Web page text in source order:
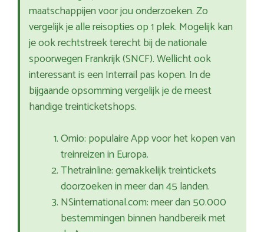
maatschappijen voor jou onderzoeken. Zo
vergelijk je alle reisopties op 1 plek. Mogelijk kan
je ook rechtstreek terecht bij de nationale
spoorwegen Frankrijk (SNCF). Wellicht ook
interessant is een Interrail pas kopen. In de
bijgaande opsomming vergelijk je de meest
handige treinticketshops.
Omio: populaire App voor het kopen van
treinreizen in Europa.
Thetrainline: gemakkelijk treintickets
doorzoeken in meer dan 45 landen.
NSinternational.com: meer dan 50.000
bestemmingen binnen handbereik met